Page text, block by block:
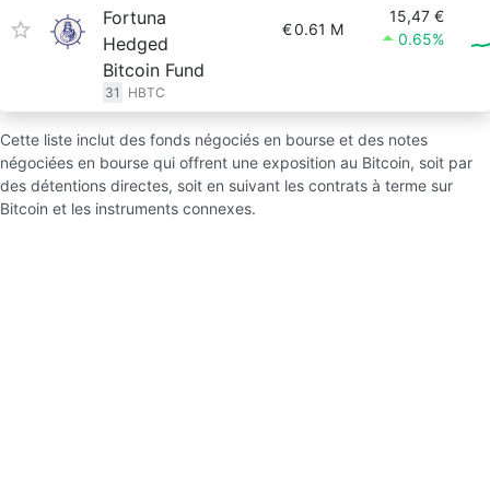
Fortuna
Hedged
Bitcoin Fund
31 HBTC
€0.61 M
15,47 €
0.65%
Cette liste inclut des fonds négociés en bourse et des notes
négociées en bourse qui offrent une exposition au Bitcoin, soit par
des détentions directes, soit en suivant les contrats à terme sur
Bitcoin et les instruments connexes.